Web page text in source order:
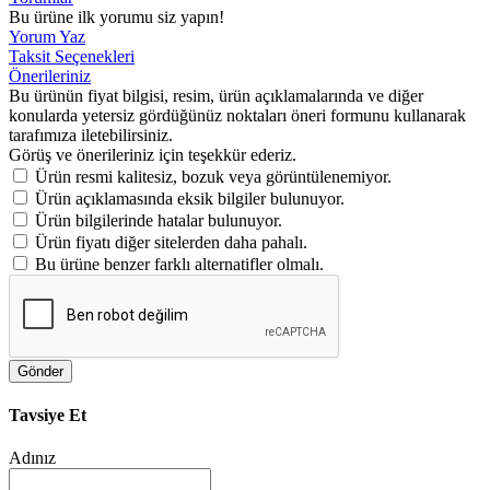
Bu ürüne ilk yorumu siz yapın!
Yorum Yaz
Taksit Seçenekleri
Önerileriniz
Bu ürünün fiyat bilgisi, resim, ürün açıklamalarında ve diğer
konularda yetersiz gördüğünüz noktaları öneri formunu kullanarak
tarafımıza iletebilirsiniz.
Görüş ve önerileriniz için teşekkür ederiz.
Ürün resmi kalitesiz, bozuk veya görüntülenemiyor.
Ürün açıklamasında eksik bilgiler bulunuyor.
Ürün bilgilerinde hatalar bulunuyor.
Ürün fiyatı diğer sitelerden daha pahalı.
Bu ürüne benzer farklı alternatifler olmalı.
Gönder
Tavsiye Et
Adınız